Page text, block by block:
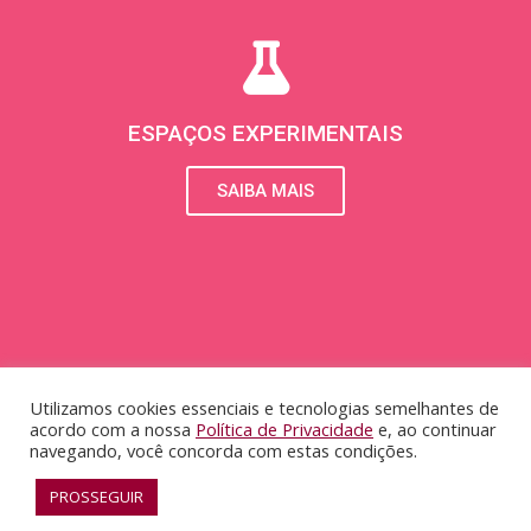
ESPAÇOS EXPERIMENTAIS
SAIBA MAIS
Utilizamos cookies essenciais e tecnologias semelhantes de
acordo com a nossa Política de Privacidade e, ao continuar
navegando, você concorda com estas condições.
PROSSEGUIR